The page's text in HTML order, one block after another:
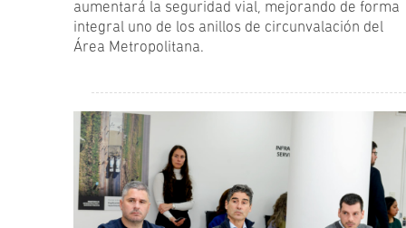
aumentará la seguridad vial, mejorando de forma
integral uno de los anillos de circunvalación del
Área Metropolitana.